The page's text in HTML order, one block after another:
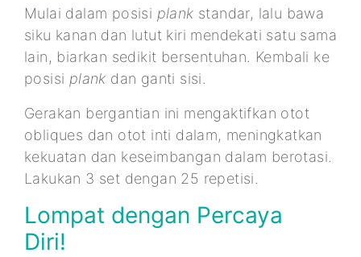
Mulai dalam posisi plank standar, lalu bawa
siku kanan dan lutut kiri mendekati satu sama
lain, biarkan sedikit bersentuhan. Kembali ke
posisi plank dan ganti sisi.
Gerakan bergantian ini mengaktifkan otot
obliques dan otot inti dalam, meningkatkan
kekuatan dan keseimbangan dalam berotasi.
Lakukan 3 set dengan 25 repetisi.
Lompat dengan Percaya
Diri!